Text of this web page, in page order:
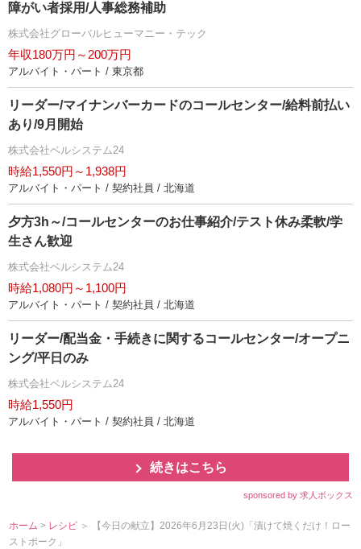
障がい者採用/人事総務補助
株式会社グローバルヒューマニー・テック
年収180万円～200万円
アルバイト・パート / 東京都
リーダー/マイナンバーカードのコールセンター/給料前払い
あり/9月開始
株式会社ベルシステム24
時給1,550円～1,938円
アルバイト・パート / 契約社員 / 北海道
夕方3h～/コールセンターのお仕事紹介/テスト休み柔軟/学
生さん歓迎
株式会社ベルシステム24
時給1,080円～1,100円
アルバイト・パート / 契約社員 / 北海道
リーダー/配当金・手続きに関するコールセンター/オープニ
ング/平日のみ
株式会社ベルシステム24
時給1,550円
アルバイト・パート / 契約社員 / 北海道
続きはこちら
sponsored by 求人ボックス
ホーム > レシピ ＞ 【今日の献立】2026年6月23日(火)「漬けて焼くだけ！ロー
ストポーク」